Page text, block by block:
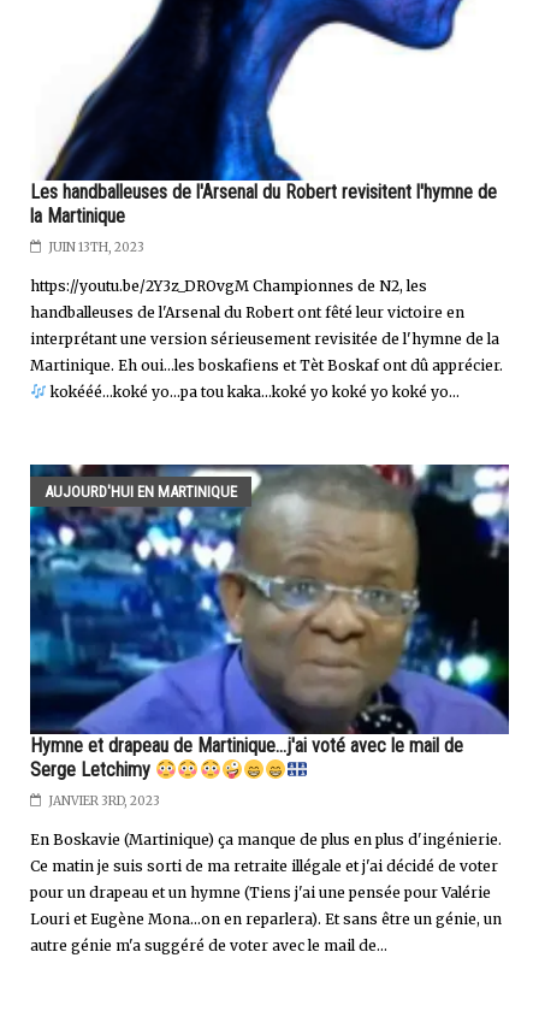
Les handballeuses de l'Arsenal du Robert revisitent l'hymne de
la Martinique
JUIN 13TH, 2023
https://youtu.be/2Y3z_DROvgM Championnes de N2, les
handballeuses de l'Arsenal du Robert ont fêté leur victoire en
interprétant une version sérieusement revisitée de l'hymne de la
Martinique. Eh oui...les boskafiens et Tèt Boskaf ont dû apprécier.
kokééé...koké yo...pa tou kaka...koké yo koké yo koké yo...
AUJOURD'HUI EN MARTINIQUE
Hymne et drapeau de Martinique...j'ai voté avec le mail de
Serge Letchimy
JANVIER 3RD, 2023
En Boskavie (Martinique) ça manque de plus en plus d'ingénierie.
Ce matin je suis sorti de ma retraite illégale et j'ai décidé de voter
pour un drapeau et un hymne (Tiens j'ai une pensée pour Valérie
Louri et Eugène Mona...on en reparlera). Et sans être un génie, un
autre génie m'a suggéré de voter avec le mail de...